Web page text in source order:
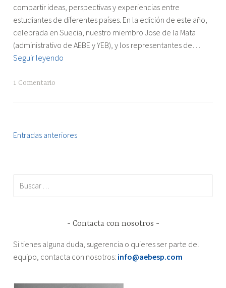
Suecia"
compartir ideas, perspectivas y experiencias entre
estudiantes de diferentes países. En la edición de este año,
celebrada en Suecia, nuestro miembro Jose de la Mata
(administrativo de AEBE y YEB), y los representantes de…
Seguir leyendo
1 Comentario
Navegación
Entradas anteriores
Contacta con nosotros
Si tienes alguna duda, sugerencia o quieres ser parte del
equipo, contacta con nosotros: info@aebesp.com